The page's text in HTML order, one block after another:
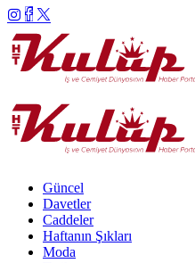
Güncel
Davetler
Caddeler
Haftanın Şıkları
Moda